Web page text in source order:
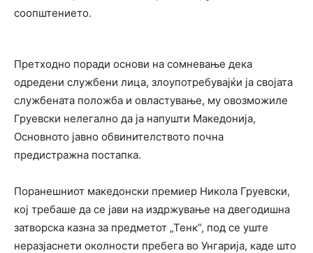
соопштението.
Претходно поради основи на сомневање дека
одредени службени лица, злоупотребувајќи ја својата
службената положба и овластување, му овозможиле
Груевски нелегално да ја напушти Македонија,
Основното јавно обвинителството почна
предистражна постапка.
Поранешниот македонски премиер Никола Груевски,
кој требаше да се јави на издржување на двегодишна
затворска казна за предметот „Тенк“, под се уште
неразјаснети околности пребега во Унгарија, каде што